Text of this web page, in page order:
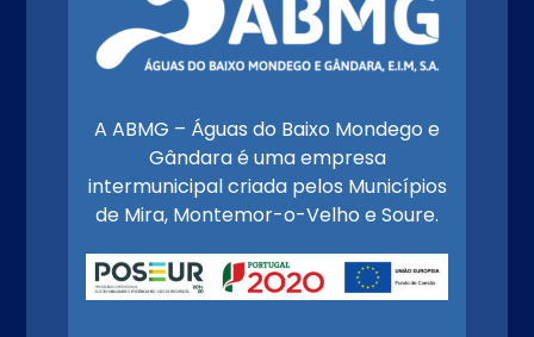
A ABMG – Águas do Baixo Mondego e
Gândara é uma empresa
intermunicipal criada pelos Municípios
de Mira, Montemor-o-Velho e Soure.